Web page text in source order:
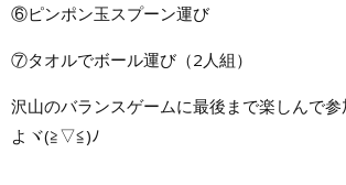
⑥ピンポン玉スプーン運び
⑦タオルでボール運び（2人組）
沢山のバランスゲームに最後まで楽しんで
よヾ(≧▽≦)ﾉ